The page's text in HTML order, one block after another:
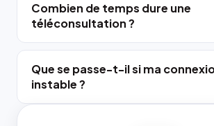
Combien de temps dure une
téléconsultation ?
Que se passe-t-il si ma
instable ?